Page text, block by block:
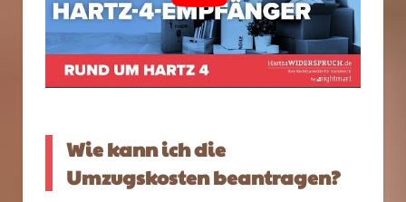
Wie kann ich die
Umzugskosten beantragen?